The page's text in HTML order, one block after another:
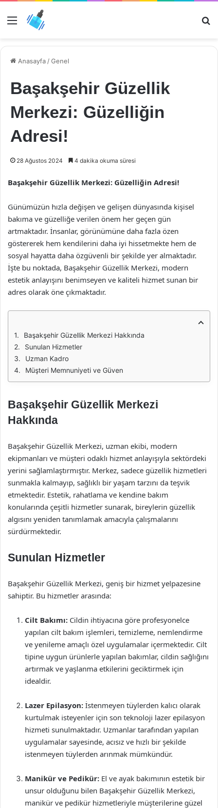
Menü
Anasayfa /Genel
Başakşehir Güzellik
Merkezi: Güzelliğin
Adresi!
28 Ağustos 2024 4 dakika okuma süresi
Başakşehir Güzellik Merkezi: Güzelliğin Adresi!
Günümüzün hızla değişen ve gelişen dünyasında kişisel
bakıma ve güzelliğe verilen önem her geçen gün
artmaktadır. İnsanlar, görünümüne daha fazla özen
göstererek hem kendilerini daha iyi hissetmekte hem de
sosyal hayatta daha özgüvenli bir şekilde yer almaktadır.
İşte bu noktada, Başakşehir Güzellik Merkezi, modern
estetik anlayışını benimseyen ve kaliteli hizmet sunan bir
adres olarak öne çıkmaktadır.
Başakşehir Güzellik Merkezi Hakkında
Sunulan Hizmetler
Uzman Kadro
Müşteri Memnuniyeti ve Güven
Başakşehir Güzellik Merkezi
Hakkında
Başakşehir Güzellik Merkezi, uzman ekibi, modern
ekipmanları ve müşteri odaklı hizmet anlayışıyla sektördeki
yerini sağlamlaştırmıştır. Merkez, sadece güzellik hizmetleri
sunmakla kalmayıp, sağlıklı bir yaşam tarzını da teşvik
etmektedir. Estetik, rahatlama ve kendine bakım
konularında çeşitli hizmetler sunarak, bireylerin güzellik
algısını yeniden tanımlamak amacıyla çalışmalarını
sürdürmektedir.
Sunulan Hizmetler
Başakşehir Güzellik Merkezi, geniş bir hizmet yelpazesine
sahiptir. Bu hizmetler arasında:
Cilt Bakımı: Cildin ihtiyacına göre profesyonelce
yapılan cilt bakım işlemleri, temizleme, nemlendirme
ve yenileme amaçlı özel uygulamalar içermektedir. Cilt
tipine uygun ürünlerle yapılan bakımlar, cildin sağlığını
artırmak ve yaşlanma etkilerini geciktirmek için
idealdir.
Lazer Epilasyon: İstenmeyen tüylerden kalıcı olarak
kurtulmak isteyenler için son teknoloji lazer epilasyon
hizmeti sunulmaktadır. Uzmanlar tarafından yapılan
uygulamalar sayesinde, acısız ve hızlı bir şekilde
istenmeyen tüylerden arınmak mümkündür.
Manikür ve Pedikür: El ve ayak bakımının estetik bir
unsur olduğunu bilen Başakşehir Güzellik Merkezi,
manikür ve pedikür hizmetleriyle müşterilerine güzel